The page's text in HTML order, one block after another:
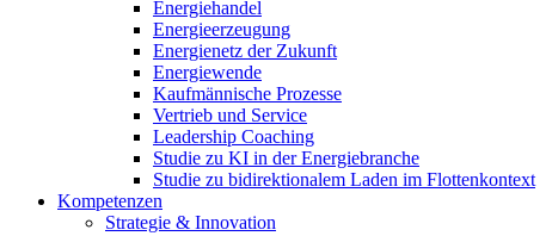
Energiehandel
Energieerzeugung
Energienetz der Zukunft
Energiewende
Kaufmännische Prozesse
Vertrieb und Service
Leadership Coaching
Studie zu KI in der Energiebranche
Studie zu bidirektionalem Laden im Flottenkontext
Kompetenzen
Strategie & Innovation